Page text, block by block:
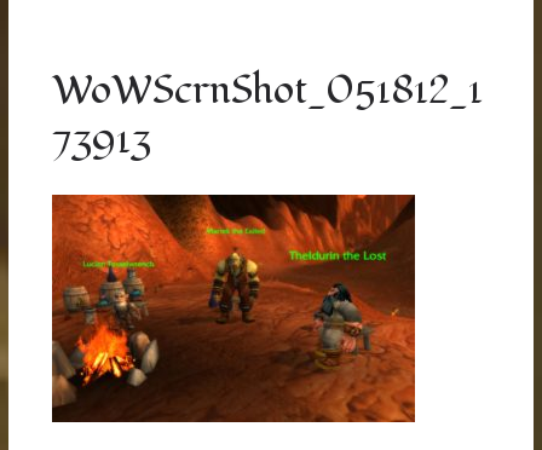
WoWScrnShot_051812_1
73913